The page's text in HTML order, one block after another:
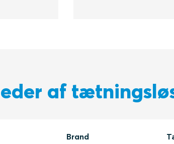
af
Brand